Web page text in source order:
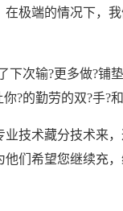
极端的情况下，
下次输?更多做?铺
?的勤劳的双?手?
技术藏分技术来
们希望您继续充